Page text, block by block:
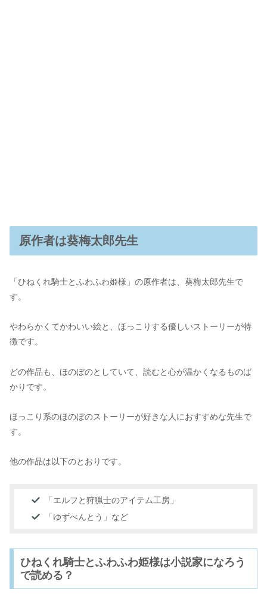
原作者は葵梅太郎先生
「ひねくれ騎士とふわふわ姫様」の原作者は、葵梅太郎先生で
す。
やわらかくてかわいい絵と、ほっこりする優しいストーリーが特
徴です。
どの作品も、ほのぼのとしていて、読むと心が温かくなるものば
かりです。
ほっこり系のほのぼのストーリーが好きな人におすすめな先生で
す。
他の作品は以下のとおりです。
「エルフと狩猟士のアイテム工房」
「ゆずべんとう」など
ひねくれ騎士とふわふわ姫様は小説家になろう
で読める？